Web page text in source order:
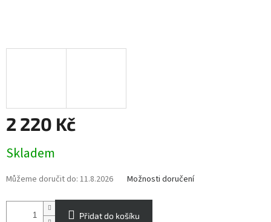
2 220 Kč
cena:
Skladem
Můžeme doručit do: 11.8.2026 Možnosti doručení
Přidat do košíku